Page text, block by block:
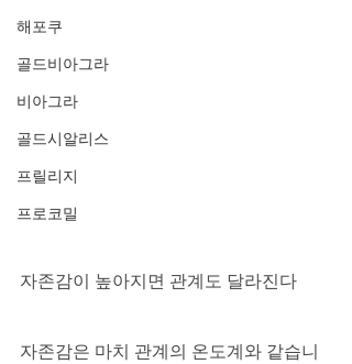
해포쿠
골드비아그라
비아그라
골드시알리스
프릴리지
프로코밀
자존감이 높아지면 관계도 달라진다
자존감은 마치 관계의 온도계와 같습니